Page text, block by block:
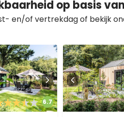
op basis
en/of vertrekdag of bekijk
6.7